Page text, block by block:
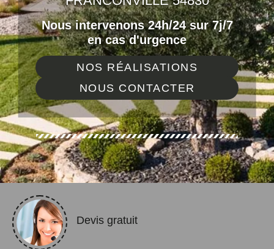
Nous intervenons 24h/24 sur 7j/7
en cas d'urgence
NOS RÉALISATIONS
NOUS CONTACTER
Devis gratuit